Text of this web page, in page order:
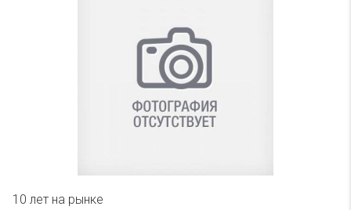
10 лет на рынке